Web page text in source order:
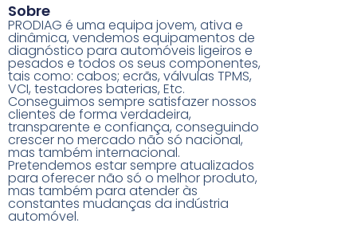
Sobre
PRODIAG é uma equipa jovem, ativa e
dinâmica, vendemos equipamentos de
diagnóstico para automóveis ligeiros e
pesados e todos os seus componentes,
tais como: cabos; ecrãs, válvulas TPMS,
VCI, testadores baterias, Etc.
Conseguimos sempre satisfazer nossos
clientes de forma verdadeira,
transparente e confiança, conseguindo
crescer no mercado não só nacional,
mas também internacional.
Pretendemos estar sempre atualizados
para oferecer não só o melhor produto,
mas também para atender às
constantes mudanças da indústria
automóvel.